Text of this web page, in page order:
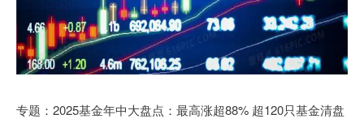
专题：2025基金年中大盘点：最高涨超88% 超120只基金清盘